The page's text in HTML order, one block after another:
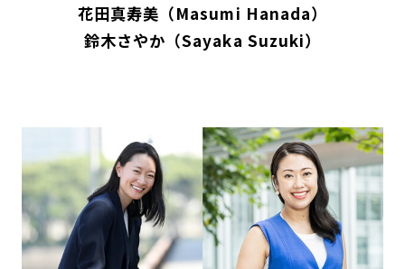
花田真寿美（Masumi Hanada）
鈴木さやか（Sayaka Suzuki）